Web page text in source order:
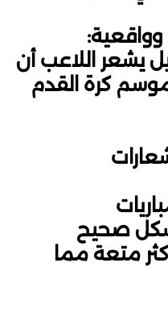
يشعر اللاعب أن
كرة القدم
صحيح
متعة مما